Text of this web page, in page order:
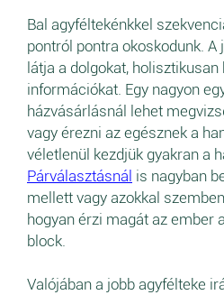
Bal agyféltekénkkel
pontról pontra okoskodunk.
látja a dolgokat, holisztikusan
információkat. Egy nagyon
házvásárlásnál lehet
vagy érezni az egésznek a
véletlenül kezdjük gyakran a
Párválasztásnál is nagyban
mellett vagy azokkal
hogyan érzi magát az ember
block.
Valójában a jobb agyfélteke